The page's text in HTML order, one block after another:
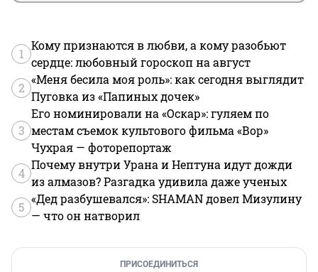
1
Кому признаются в любви, а кому разобьют
сердце: любовный гороскоп на август
2
«Меня бесила моя роль»: как сегодня выглядит
Пуговка из «Папиных дочек»
3
Его номинировали на «Оскар»: гуляем по
местам съемок культового фильма «Вор»
Чухрая — фоторепортаж
4
Почему внутри Урана и Нептуна идут дожди
из алмазов? Разгадка удивила даже ученых
5
«Дед разбушевался»: SHAMAN довел Мизулину
— что он натворил
ПРИСОЕДИНИТЬСЯ